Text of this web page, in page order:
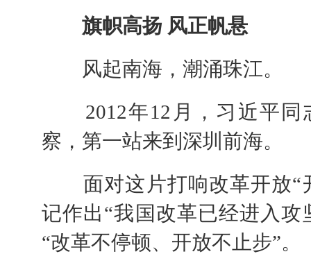
旗帜高扬 风正帆悬
风起南海，潮涌珠江。
2012年12月，习近平同
察，第一站来到深圳前海。
面对这片打响改革开放“
记作出“我国改革已经进入
“改革不停顿、开放不止步”。